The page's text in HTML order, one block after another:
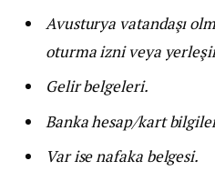
Avusturya vatandaşı
oturma izni veya
Gelir belgeleri.
Banka hesap/kart
Var ise nafaka belgesi.